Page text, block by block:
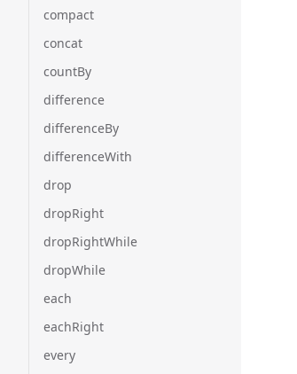
compact
concat
countBy
difference
differenceBy
differenceWith
drop
dropRight
dropRightWhile
dropWhile
each
eachRight
every